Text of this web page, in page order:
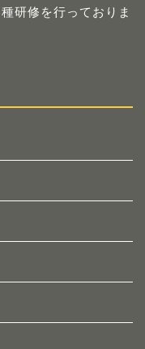
研修を行っておりま